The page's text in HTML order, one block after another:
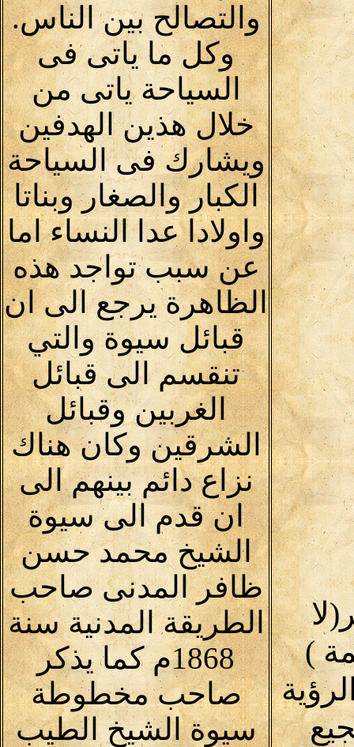
كلمة )
والتصالح بين الناس.
وكل ما ياتى فى
السياحة ياتى من
خلال هذين الهدفين
ويشارك فى السياحة
الكبار والصغار وبناتا
واولادا عدا النساء اما
عن سبب تواجد هذه
الظاهرة يرجع الى ان
قبائل سيوة والتي
تنقسم الى قبائل
الغربين وقبائل
الشرقين وكان هناك
نزاع دائم بينهم الى
ان قدم الى سيوة
الشيخ محمد حسن
ظافر المدنى صاحب
الطريقة المدنية سنة
1868م كما يذكر
صاحب مخطوطة
سيوة الشيخ الطيب